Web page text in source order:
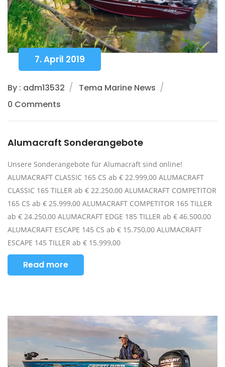
7. April 2019
By : adm13532
Tema Marine News
0 Comments
Alumacraft Sonderangebote
Unsere Sonderangebote für Alumacraft sind online!
ALUMACRAFT CLASSIC 165 CS ab € 22.999,00 ALUMACRAFT
CLASSIC 165 TILLER ab € 22.250,00 ALUMACRAFT COMPETITOR
165 CS ab € 25.999,00 ALUMACRAFT COMPETITOR 165 TILLER
ab € 24.250,00 ALUMACRAFT EDGE 185 TILLER ab € 46.500,00
ALUMACRAFT ESCAPE 145 CS ab € 15.750,00 ALUMACRAFT
ESCAPE 145 TILLER ab € 15.999,00
Read more